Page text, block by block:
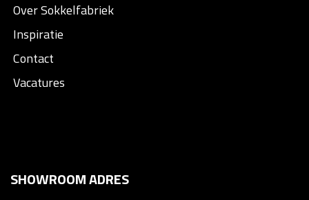
Over Sokkelfabriek
Inspiratie
Contact
Vacatures
SHOWROOM ADRES